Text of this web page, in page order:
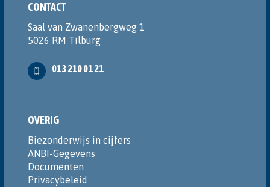
CONTACT
Saal van Zwanenbergweg 1
5026 RM Tilburg
013 210 01 21
OVERIG
Biezonderwijs in cijfers
ANBI-Gegevens
Documenten
Privacybeleid